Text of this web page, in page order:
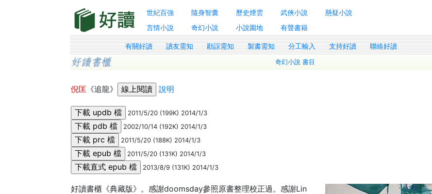
世紀百強 隨身智囊 歷史煙雲 武俠小說
懸疑小說
言情小說
奇幻小說 小說園地 有聲書籍
有關好讀 讀友需知 勘誤需知 製書需知 分工輸入 支持好讀 聯絡好讀
奇幻小說 書目
倪匡 《追龍》 說明
2011/5/20 (199K) 2014/1/3
2002/10/14 (192K) 2014/1/3
2011/5/20 (188K) 2014/1/3
2011/5/20 (131K) 2014/1/3
2013/8/9 (131K) 2014/1/3
好讀書櫃《典藏版》。感謝doomsday參照原書整理校正過。感謝Lin